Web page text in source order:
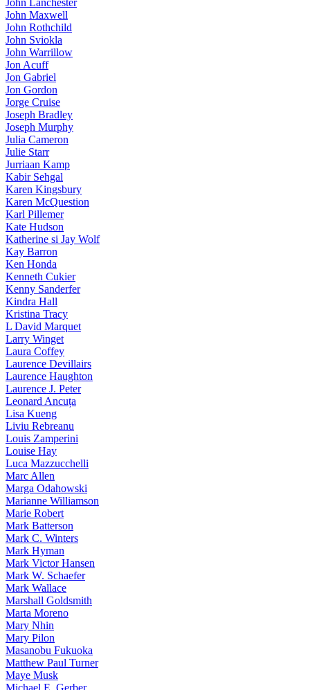
John Lanchester
John Maxwell
John Rothchild
John Sviokla
John Warrillow
Jon Acuff
Jon Gabriel
Jon Gordon
Jorge Cruise
Joseph Bradley
Joseph Murphy
Julia Cameron
Julie Starr
Jurriaan Kamp
Kabir Sehgal
Karen Kingsbury
Karen McQuestion
Karl Pillemer
Kate Hudson
Katherine si Jay Wolf
Kay Barron
Ken Honda
Kenneth Cukier
Kenny Sanderfer
Kindra Hall
Kristina Tracy
L David Marquet
Larry Winget
Laura Coffey
Laurence Devillairs
Laurence Haughton
Laurence J. Peter
Leonard Ancuța
Lisa Kueng
Liviu Rebreanu
Louis Zamperini
Louise Hay
Luca Mazzucchelli
Marc Allen
Marga Odahowski
Marianne Williamson
Marie Robert
Mark Batterson
Mark C. Winters
Mark Hyman
Mark Victor Hansen
Mark W. Schaefer
Mark Wallace
Marshall Goldsmith
Marta Moreno
Mary Nhin
Mary Pilon
Masanobu Fukuoka
Matthew Paul Turner
Maye Musk
Michael E. Gerber